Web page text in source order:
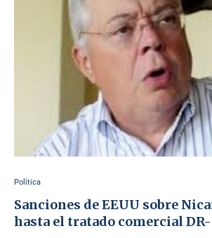
Política
Sanciones de EEUU sobre
hasta el tratado comercial